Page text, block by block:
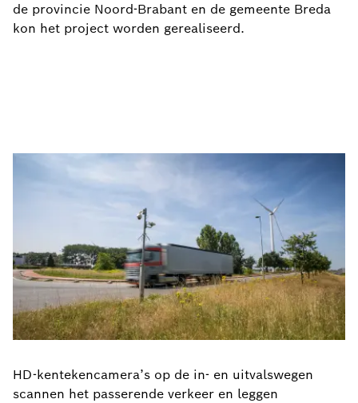
de provincie Noord-Brabant en de gemeente Breda
kon het project worden gerealiseerd.
HD-kentekencamera’s op de in- en uitvalswegen
scannen het passerende verkeer en leggen